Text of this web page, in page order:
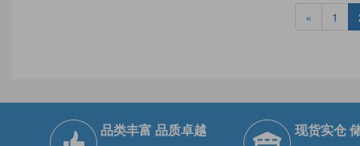
« 1
品类丰富 品质卓越 现货实仓